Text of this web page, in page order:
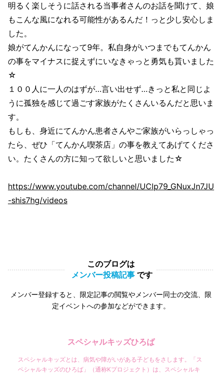
明るく楽しそうに話される当事者さんのお話を聞けて、娘
もこんな風になれる可能性があるんだ！っと少し安心しま
した。
娘がてんかんになって9年。私自身がいつまでもてんかん
の事をマイナスに捉えずにいなきゃっと勇気も貰いました
☆
１００人に一人のはずが…言い出せず…きっと私と同じよ
うに孤独を感じて過ごす家族がたくさんいるんだと思いま
す。
もしも、身近にてんかん患者さんやご家族がいらっしゃっ
たら、ぜひ「てんかん喫茶店」の事を教えてあげてくださ
い。たくさんの方に知って欲しいと思いました☆
https://www.youtube.com/channel/UClp79_GNuxJn7JU
-shis7hg/videos
このブログは
メンバー投稿記事 です
メンバー登録すると、限定記事の閲覧やメンバー同士の交流、限
定イベントへの参加などができます。
スペシャルキッズひろば
スペシャルキッズとは、病気や障がいがある子どもをさします。「ス
ペシャルキッズのひろば」（通称Kプロジェクト）は、スペシャルキ